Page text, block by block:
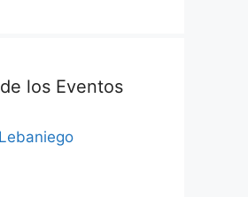
los Eventos